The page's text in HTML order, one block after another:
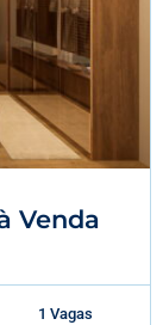
Venda
1 Vagas